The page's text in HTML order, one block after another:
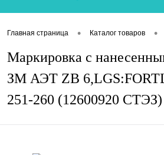
Главная страница • Каталог товаров •
Маркировка с
ЗМ АЭТ ZB
251-260 (12600920 СТЭЗ)